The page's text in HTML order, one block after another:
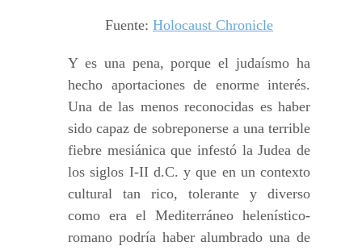
Fuente: Holocaust Chronicle
Y es una pena, porque el judaísmo ha
hecho aportaciones de enorme interés.
Una de las menos reconocidas es haber
sido capaz de sobreponerse a una terrible
fiebre mesiánica que infestó la Judea de
los siglos I-II d.C. y que en un contexto
cultural tan rico, tolerante y diverso
como era el Mediterráneo helenístico-
romano podría haber alumbrado una de